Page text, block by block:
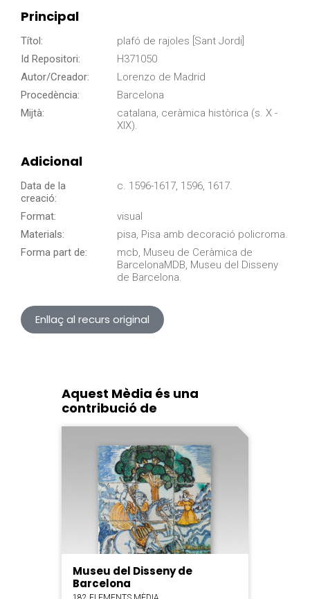
Principal
Títol:
plafó de rajoles [Sant Jordi]
Id Repositori:
H371050
Autor/Creador:
Lorenzo de Madrid
Procedència:
Barcelona
Mijtà:
catalana, ceràmica històrica (s. X -
XIX).
Adicional
Data de la
creació:
c. 1596-1617, 1596, 1617.
Format:
visual
Materials:
pisa, Pisa amb decoració policroma.
Forma part de:
mcb, Museu de Ceràmica de
BarcelonaMDB, Museu del Disseny
de Barcelona.
Enllaç al recurs original
Aquest Mèdia és una
contribució de
Museu del Disseny de
Barcelona